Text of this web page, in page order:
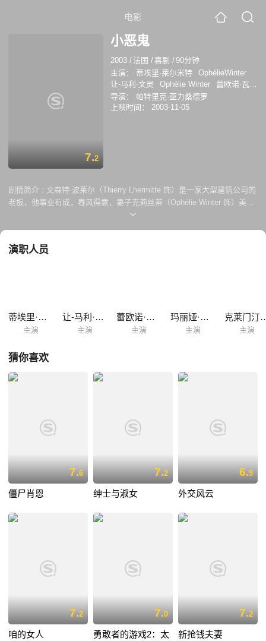
电影
7.2
小恶鬼
2003 / 法国 /喜剧 /90分钟
主演：
蒂埃里·莱尔米特
OphélieWinter
让-马利·文灵
Ophélie Winter
蕾欧诺·瓦特
林
玛丽娅·帕科姆 莉兹·拉美特利
汀·塞拉里耶
齐莉娅·切尔顿
导演：
帕特里克·亚力桑德罗
上映时间：
2003-11-05
剧情简介 : 文森特·波莱尔（Thierry Lhermitte 饰）是一家大型建筑公司的
老板，他事业有成，春风得意，妻子克莉丝蒂（Ophélie Winter 饰）美丽
迷人，怀孕待产。与之形成鲜明对照，小人物西蒙·瓦里尔特（Michel
工地，惊奇地发现该建筑的设计竟出自他之手。原来，是文森特偷去了西
演职人员
蒂埃里·莱尔米特
主演
让-马利·文灵
主演
蕾欧诺·瓦特林
主演
玛丽娅·帕科姆
主演
克莱门
主演
猜你喜欢
7.6
僵尸肖恩
7.2
绅士与淑女
6.9
外交风云
7.2
咱的女人
7.0
勇敢者的游戏2：太
7.2
新抢钱夫妻